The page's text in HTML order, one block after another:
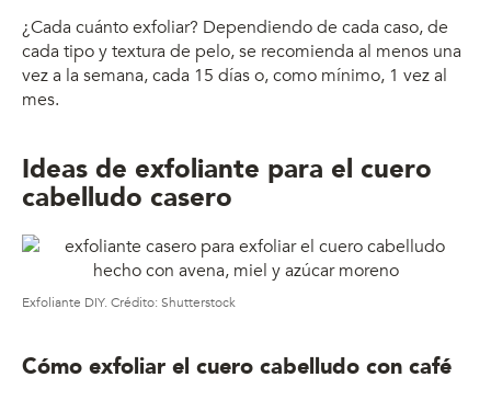
¿Cada cuánto exfoliar? Dependiendo de cada caso, de
cada tipo y textura de pelo, se recomienda al menos una
vez a la semana, cada 15 días o, como mínimo, 1 vez al
mes.
Ideas de exfoliante para el cuero
cabelludo casero
Exfoliante DIY. Crédito: Shutterstock
Cómo exfoliar el cuero cabelludo con café